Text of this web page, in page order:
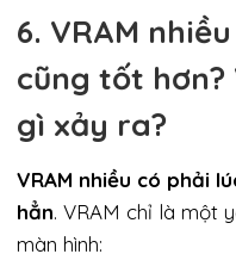
6. VRAM
cũng tốt hơn?
gì xảy ra?
VRAM nhiều có phải
hẳn. VRAM chỉ là một
màn hình: